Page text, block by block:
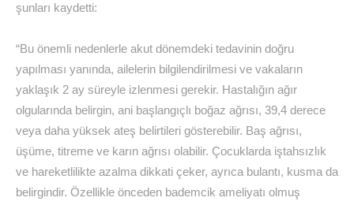
şunları kaydetti:
“Bu önemli nedenlerle akut dönemdeki tedavinin doğru
yapılması yanında, ailelerin bilgilendirilmesi ve vakaların
yaklaşık 2 ay süreyle izlenmesi gerekir. Hastalığın ağır
olgularında belirgin, ani başlangıçlı boğaz ağrısı, 39,4 derece
veya daha yüksek ateş belirtileri gösterebilir. Baş ağrısı,
üşüme, titreme ve karın ağrısı olabilir. Çocuklarda iştahsızlık
ve hareketlilikte azalma dikkati çeker, ayrıca bulantı, kusma da
belirgindir. Özellikle önceden bademcik ameliyatı olmuş